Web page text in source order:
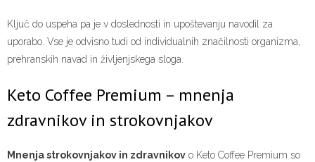
Ključ do uspeha pa je v doslednosti in upoštevanju navodil za
uporabo. Vse je odvisno tudi od individualnih značilnosti organizma,
prehranskih navad in življenjskega sloga.
Keto Coffee Premium – mnenja
zdravnikov in strokovnjakov
Mnenja strokovnjakov in zdravnikov o Keto Coffee Premium so